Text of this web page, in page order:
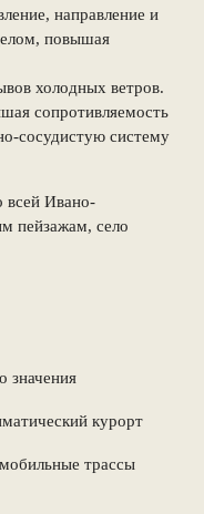
направление и
повышая
холодных ветров.
сопротивляемость
сосудистую систему
всей Ивано-
пейзажам, село
значения
курорт
трассы